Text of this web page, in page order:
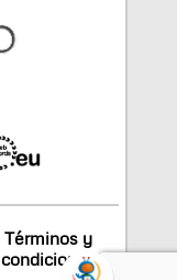
Términos y
condiciones